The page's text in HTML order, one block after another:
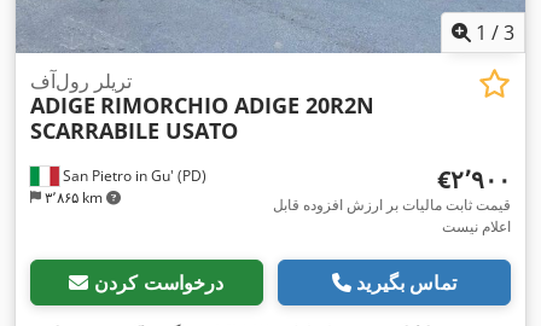
1 /3
San Pietro in Gu' (PD)
۳٬۸۶۵ km
تریلر رول‌آف
ADIGE RIMORCHIO ADIGE 20R2N
SCARRABILE USATO
‎€۲٬۹۰۰
قیمت ثابت مالیات بر ارزش افزوده قابل
اعلام نیست
درخواست کردن تماس بگیرید